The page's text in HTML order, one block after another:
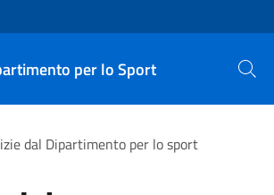
sito
per lo Sport Cerca
dal Dipartimento per lo sport